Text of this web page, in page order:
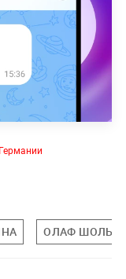
ОЛАФ ШОЛЬЦ